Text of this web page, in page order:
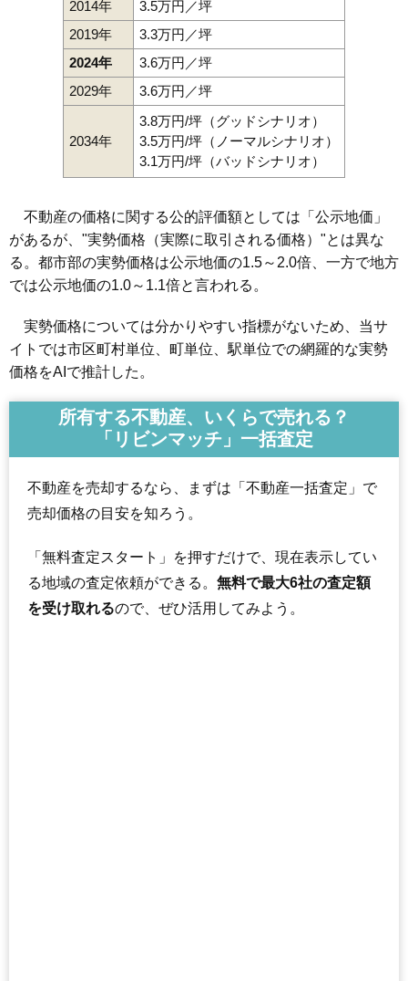
2014年
3.5万円／坪
2019年
3.3万円／坪
2024年
3.6万円／坪
2029年
3.6万円／坪
2034年
3.8万円/坪（グッドシナリオ）
3.5万円/坪（ノーマルシナリオ）
3.1万円/坪（バッドシナリオ）
不動産の価格に関する公的評価額としては「公示地価」
があるが、"実勢価格（実際に取引される価格）"とは異な
る。都市部の実勢価格は公示地価の1.5～2.0倍、一方で地方
では公示地価の1.0～1.1倍と言われる。
実勢価格については分かりやすい指標がないため、当サ
イトでは市区町村単位、町単位、駅単位での網羅的な実勢
価格をAIで推計した。
所有する不動産、いくらで売れる？
「リビンマッチ」一括査定
不動産を売却するなら、まずは「不動産一括査定」で
売却価格の目安を知ろう。
「無料査定スタート」を押すだけで、現在表示してい
る地域の査定依頼ができる。 無料で最大6社の査定額
を受け取れるので、ぜひ活用してみよう。